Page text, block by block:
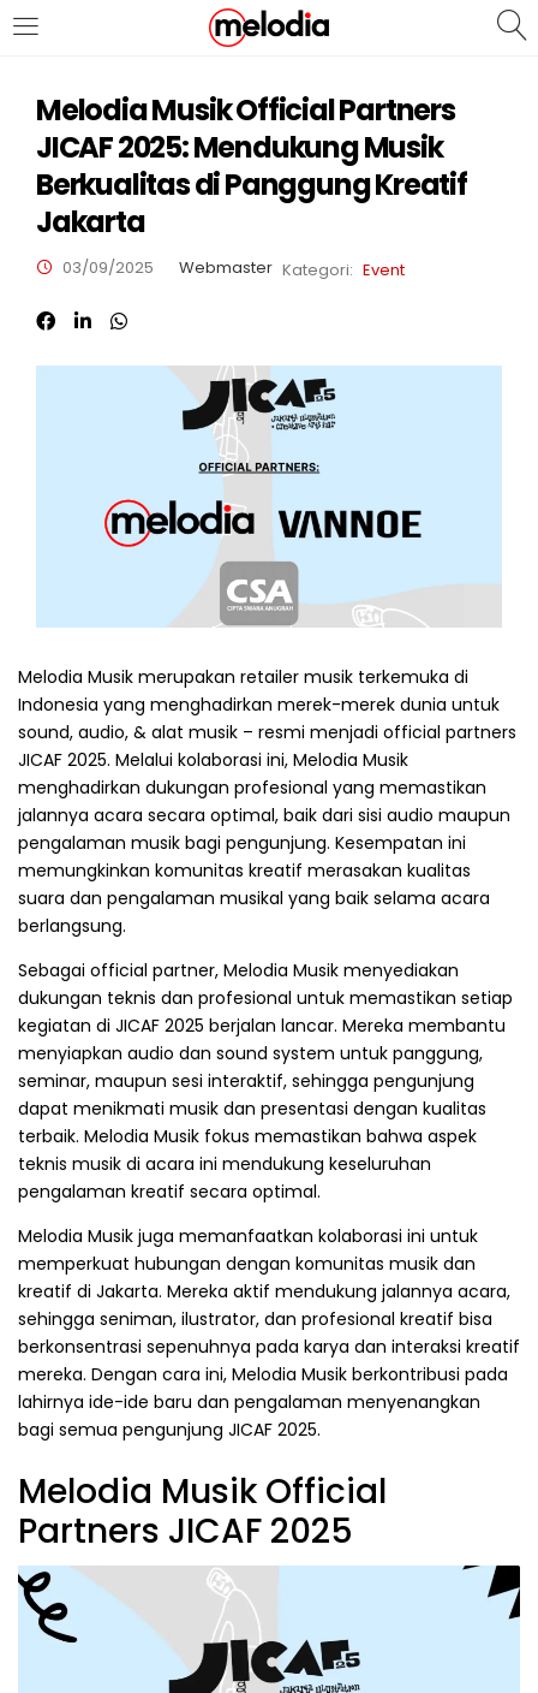
MASUK
Selalu Ingat Saya
Lupa Password Anda?
Masuk/Daftar dengan Google
Melodia Musik Official Partners
JICAF 2025: Mendukung Musik
Berkualitas di Panggung Kreatif
Jakarta
03/09/2025 Webmaster Kategori: Event
Melodia Musik merupakan retailer musik terkemuka di
Indonesia yang menghadirkan merek-merek dunia untuk
sound, audio, & alat musik – resmi menjadi official partners
JICAF 2025. Melalui kolaborasi ini, Melodia Musik
menghadirkan dukungan profesional yang memastikan
jalannya acara secara optimal, baik dari sisi audio maupun
pengalaman musik bagi pengunjung. Kesempatan ini
memungkinkan komunitas kreatif merasakan kualitas
suara dan pengalaman musikal yang baik selama acara
berlangsung.
Sebagai official partner, Melodia Musik menyediakan
dukungan teknis dan profesional untuk memastikan setiap
kegiatan di JICAF 2025 berjalan lancar. Mereka membantu
menyiapkan audio dan sound system untuk panggung,
seminar, maupun sesi interaktif, sehingga pengunjung
dapat menikmati musik dan presentasi dengan kualitas
terbaik. Melodia Musik fokus memastikan bahwa aspek
teknis musik di acara ini mendukung keseluruhan
pengalaman kreatif secara optimal.
Melodia Musik juga memanfaatkan kolaborasi ini untuk
memperkuat hubungan dengan komunitas musik dan
kreatif di Jakarta. Mereka aktif mendukung jalannya acara,
sehingga seniman, ilustrator, dan profesional kreatif bisa
berkonsentrasi sepenuhnya pada karya dan interaksi kreatif
mereka. Dengan cara ini, Melodia Musik berkontribusi pada
lahirnya ide-ide baru dan pengalaman menyenangkan
bagi semua pengunjung JICAF 2025.
Melodia Musik Official
Partners JICAF 2025